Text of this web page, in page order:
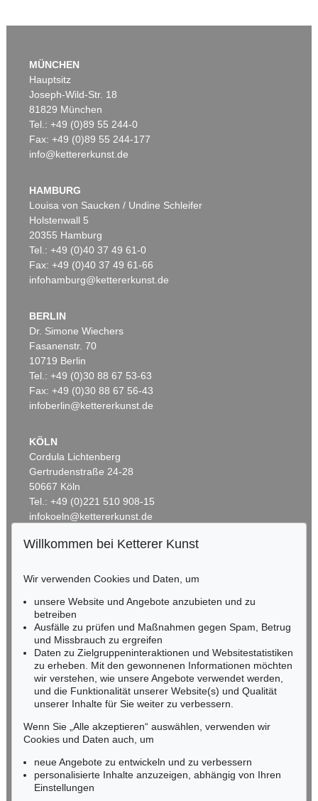
MÜNCHEN
Hauptsitz
Joseph-Wild-Str. 18
81829 München
Tel.: +49 (0)89 55 244-0
Fax: +49 (0)89 55 244-177
info@kettererkunst.de
HAMBURG
Louisa von Saucken / Undine Schleifer
Holstenwall 5
20355 Hamburg
Tel.: +49 (0)40 37 49 61-0
Fax: +49 (0)40 37 49 61-66
infohamburg@kettererkunst.de
BERLIN
Dr. Simone Wiechers
Fasanenstr. 70
10719 Berlin
Tel.: +49 (0)30 88 67 53-63
Fax: +49 (0)30 88 67 56-43
infoberlin@kettererkunst.de
KÖLN
Cordula Lichtenberg
Gertrudenstraße 24-28
50667 Köln
Tel.: +49 (0)221 510 908-15
infokoeln@kettererkunst.de
RHEINLAND-PFALZ
Miriam Heß
Tel.: +49 (0)62 21 58 80-038
Fax: +49 (0)62 21 58 80-595
infoheidelberg@kettererkunst.de
NORDDEUTSCHLAND
Nico Kassel, M.A.
Tel.: +49 (0)89 55244-164
Mobil: +49 (0)171 8618661
n.kassel@kettererkunst.de
Keine Auktion mehr verpassen!
Willkommen bei Ketterer Kunst
Wir verwenden Cookies und Daten, um
unsere Website und Angebote anzubieten und zu
betreiben
Ausfälle zu prüfen und Maßnahmen gegen Spam, Betrug
und Missbrauch zu ergreifen
Daten zu Zielgruppeninteraktionen und Websitestatistiken
zu erheben. Mit den gewonnenen Informationen möchten
wir verstehen, wie unsere Angebote verwendet werden,
und die Funktionalität unserer Website(s) und Qualität
unserer Inhalte für Sie weiter zu verbessern.
Wenn Sie „Alle akzeptieren“ auswählen, verwenden wir
Cookies und Daten auch, um
neue Angebote zu entwickeln und zu verbessern
personalisierte Inhalte anzuzeigen, abhängig von Ihren
Einstellungen